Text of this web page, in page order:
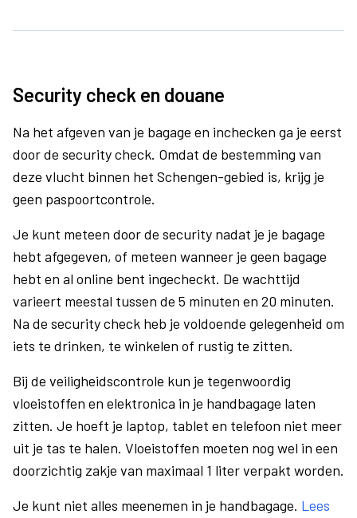
Security check en douane
Na het afgeven van je bagage en inchecken ga je eerst
door de security check. Omdat de bestemming van
deze vlucht binnen het Schengen-gebied is, krijg je
geen paspoortcontrole.
Je kunt meteen door de security nadat je je bagage
hebt afgegeven, of meteen wanneer je geen bagage
hebt en al online bent ingecheckt. De wachttijd
varieert meestal tussen de 5 minuten en 20 minuten.
Na de security check heb je voldoende gelegenheid om
iets te drinken, te winkelen of rustig te zitten.
Bij de veiligheidscontrole kun je tegenwoordig
vloeistoffen en elektronica in je handbagage laten
zitten. Je hoeft je laptop, tablet en telefoon niet meer
uit je tas te halen. Vloeistoffen moeten nog wel in een
doorzichtig zakje van maximaal 1 liter verpakt worden.
Je kunt niet alles meenemen in je handbagage. Lees